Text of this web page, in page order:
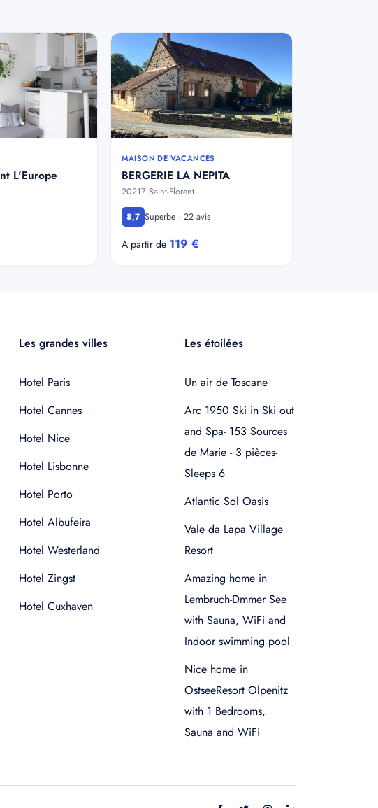
L'Europe
MAISON DE VACANCES
BERGERIE LA NEPITA
20217 Saint-Florent
8,7 Superbe · 22 avis
A partir de 119 €
Les grandes villes
Hotel Paris
Hotel Cannes
Hotel Nice
Hotel Lisbonne
Hotel Porto
Hotel Albufeira
Hotel Westerland
Hotel Zingst
Hotel Cuxhaven
Les étoilées
Un air de Toscane
Arc 1950 Ski in Ski out
and Spa- 153 Sources
de Marie - 3 pièces-
Sleeps 6
Atlantic Sol Oasis
Vale da Lapa Village
Resort
Amazing home in
Lembruch-Dmmer See
with Sauna, WiFi and
Indoor swimming pool
Nice home in
OstseeResort Olpenitz
with 1 Bedrooms,
Sauna and WiFi